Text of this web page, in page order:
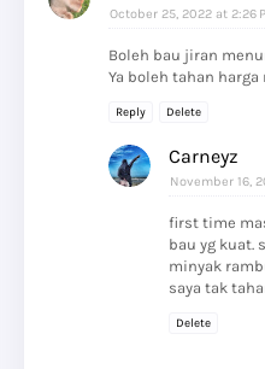
October 25, 2022 at 2:26
Boleh bau jiran
Ya boleh tahan
Reply Delete
Carneyz
November 16,
first time
bau yg kuat.
minyak
saya tak
Delete